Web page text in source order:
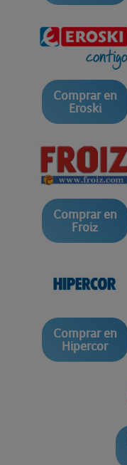
Comprar en
Eroski
Comprar en
Froiz
Comprar en
Hipercor